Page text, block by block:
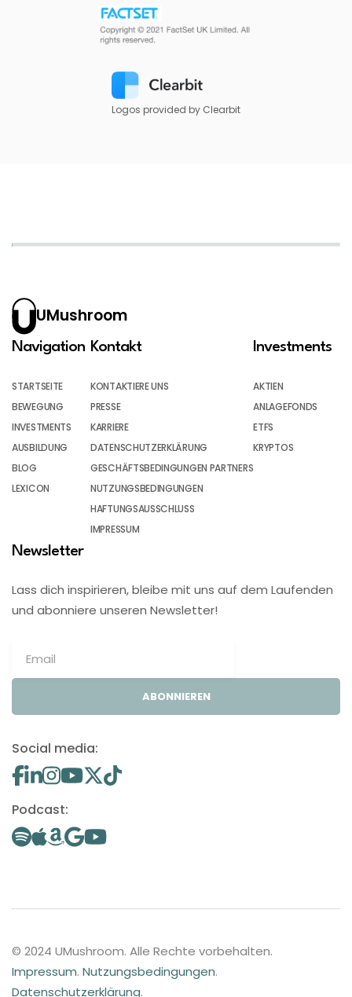
Logos provided by Clearbit
UMushroom
Navigation
STARTSEITE
BEWEGUNG
INVESTMENTS
AUSBILDUNG
BLOG
LEXICON
Kontakt
KONTAKTIERE UNS
PRESSE
KARRIERE
DATENSCHUTZERKLÄRUNG
GESCHÄFTSBEDINGUNGEN PARTNERS
NUTZUNGSBEDINGUNGEN
HAFTUNGSAUSSCHLUSS
IMPRESSUM
Investments
AKTIEN
ANLAGEFONDS
ETFS
KRYPTOS
Newsletter
Lass dich inspirieren, bleibe mit uns auf dem Laufenden
und abonniere unseren Newsletter!
ABONNIEREN
Social media:
Podcast:
© 2024 UMushroom. Alle Rechte vorbehalten.
Impressum. Nutzungsbedingungen.
Datenschutzerklärung.